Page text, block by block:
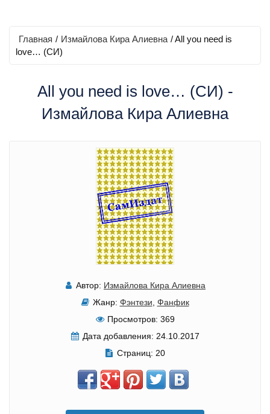
Главная / Измайлова Кира Алиевна /All you need is
love… (СИ)
All you need is love… (СИ) -
Измайлова Кира Алиевна
Автор: Измайлова Кира Алиевна
Жанр: Фэнтези Фанфик
Просмотров: 369
Дата добавления: 24.10.2017
Страниц: 20